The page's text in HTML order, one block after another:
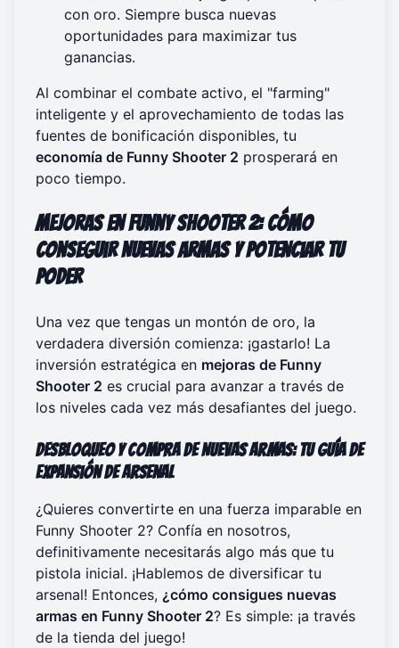
con oro. Siempre busca nuevas
oportunidades para maximizar tus
ganancias.
Al combinar el combate activo, el "farming"
inteligente y el aprovechamiento de todas las
fuentes de bonificación disponibles, tu
economía de Funny Shooter 2 prosperará en
poco tiempo.
Mejoras en Funny Shooter 2: Cómo
Conseguir Nuevas Armas y Potenciar tu
Poder
Una vez que tengas un montón de oro, la
verdadera diversión comienza: ¡gastarlo! La
inversión estratégica en mejoras de Funny
Shooter 2 es crucial para avanzar a través de
los niveles cada vez más desafiantes del juego.
Desbloqueo y Compra de Nuevas Armas: Tu Guía de
Expansión de Arsenal
¿Quieres convertirte en una fuerza imparable en
Funny Shooter 2? Confía en nosotros,
definitivamente necesitarás algo más que tu
pistola inicial. ¡Hablemos de diversificar tu
arsenal! Entonces, ¿cómo consigues nuevas
armas en Funny Shooter 2? Es simple: ¡a través
de la tienda del juego!